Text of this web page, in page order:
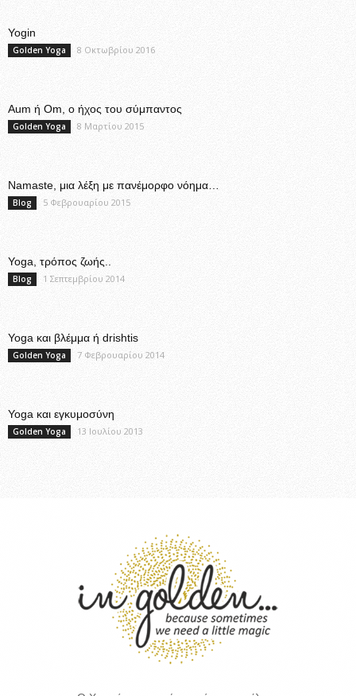
Yogin
Golden Yoga 8 Οκτωβρίου 2016
Aum ή Om, ο ήχος του σύμπαντος
Golden Yoga 8 Μαρτίου 2015
Namaste, μια λέξη με πανέμορφο νόημα…
Blog 5 Φεβρουαρίου 2015
Yoga, τρόπος ζωής..
Blog 1 Σεπτεμβρίου 2014
Yoga και βλέμμα ή drishtis
Golden Yoga 7 Φεβρουαρίου 2014
Yoga και εγκυμοσύνη
Golden Yoga 13 Ιουλίου 2013